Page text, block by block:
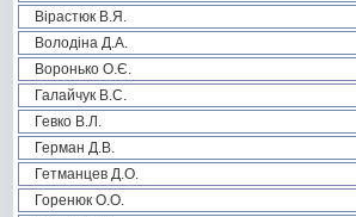
Вірастюк В.Я.
Володіна Д.А.
Воронько О.Є.
Галайчук В.С.
Гевко В.Л.
Герман Д.В.
Гетманцев Д.О.
Горенюк О.О.